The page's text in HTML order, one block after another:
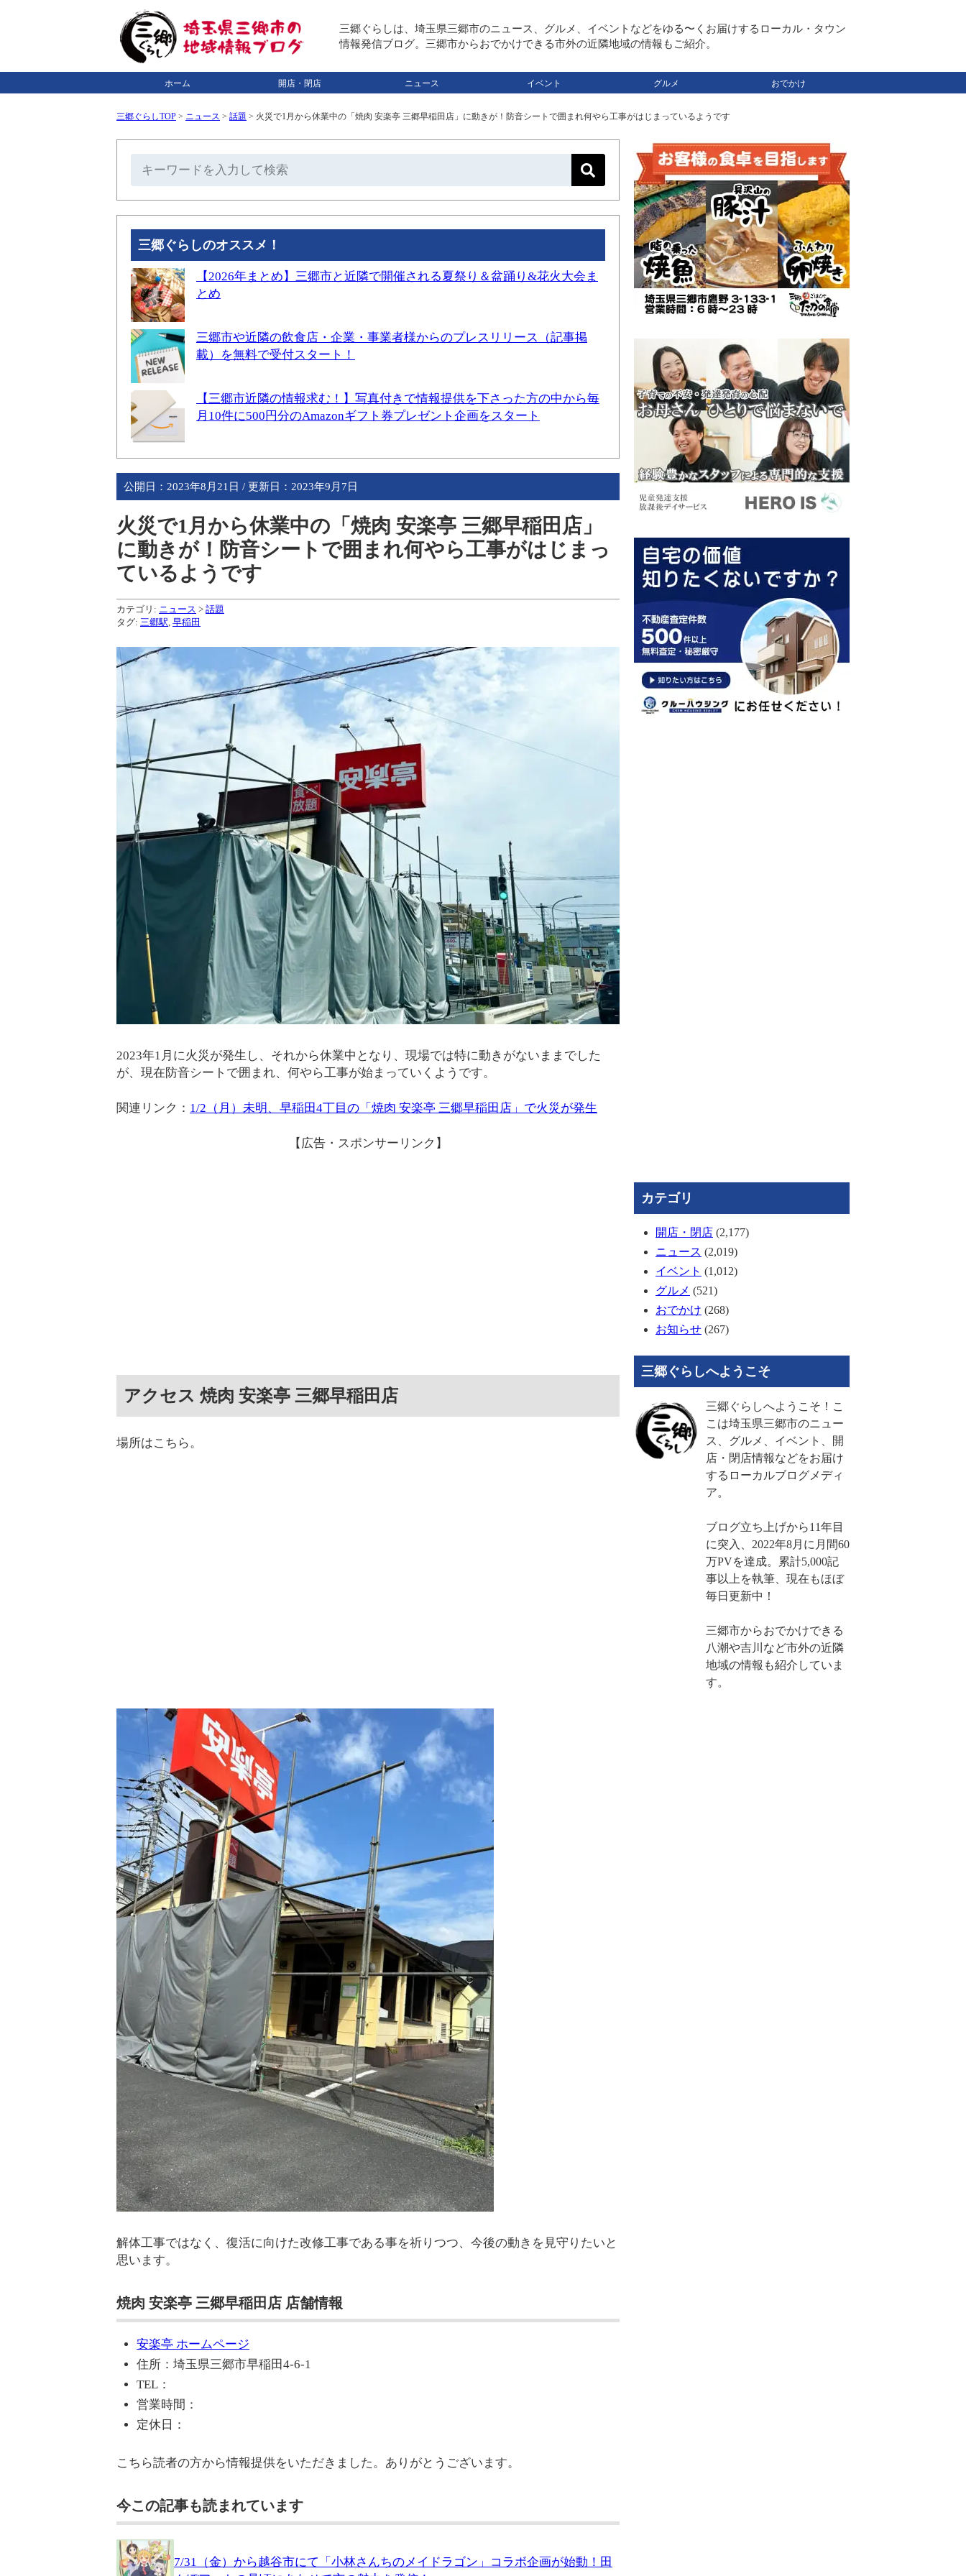
三郷ぐらしは、埼玉県三郷市のニュース、グルメ、イベントなどをゆる〜くお届けするローカル・タウン
情報発信ブログ。三郷市からおでかけできる市外の近隣地域の情報もご紹介。
ホーム 開店・閉店 ニュース イベント グルメ おでかけ
三郷ぐらしTOP > ニュース > 話題 > 火災で1月から休業中の「焼肉 安楽亭 三郷早稲田店」に動きが！防音シートで囲まれ何やら工事がはじまっているようです
三郷ぐらしのオススメ！
【2026年まとめ】三郷市と近隣で開催される夏祭り＆盆踊り&花火大会ま
とめ
三郷市や近隣の飲食店・企業・事業者様からのプレスリリース（記事掲
載）を無料で受付スタート！
【三郷市近隣の情報求む！】写真付きで情報提供を下さった方の中から毎
月10件に500円分のAmazonギフト券プレゼント企画をスタート
公開日： 2023年8月21日 / 更新日： 2023年9月7日
火災で1月から休業中の「焼肉 安楽亭 三郷早稲田店」
に動きが！防音シートで囲まれ何やら工事がはじまっ
ているようです
カテゴリ: ニュース > 話題
タグ: 三郷駅 早稲田
2023年1月に火災が発生し、それから休業中となり、現場では特に動きがないままでした
が、現在防音シートで囲まれ、何やら工事が始まっていくようです。
関連リンク： 1/2（月）未明、早稲田4丁目の「焼肉 安楽亭 三郷早稲田店」で火災が発生
【広告・スポンサーリンク】
アクセス 焼肉 安楽亭 三郷早稲田店
場所はこちら。
解体工事ではなく、復活に向けた改修工事である事を祈りつつ、今後の動きを見守りたいと
思います。
焼肉 安楽亭 三郷早稲田店 店舗情報
安楽亭 ホームページ
住所：埼玉県三郷市早稲田4-6-1
TEL：
営業時間：
定休日：
こちら読者の方から情報提供をいただきました。ありがとうございます。
今この記事も読まれています
7/31（金）から越谷市にて「小林さんちのメイドラゴン」コラボ企画が始動！田
カテゴリ
開店・閉店 (2,177)
ニュース (2,019)
イベント (1,012)
グルメ (521)
おでかけ (268)
お知らせ (267)
三郷ぐらしへようこそ
三郷ぐらしへようこそ！こ
こは埼玉県三郷市のニュー
ス、グルメ、イベント、開
店・閉店情報などをお届け
するローカルブログメディ
ア。
ブログ立ち上げから11年目
に突入、2022年8月に月間60
万PVを達成。累計5,000記
事以上を執筆、現在もほぼ
毎日更新中！
三郷市からおでかけできる
八潮や吉川など市外の近隣
地域の情報も紹介していま
す。